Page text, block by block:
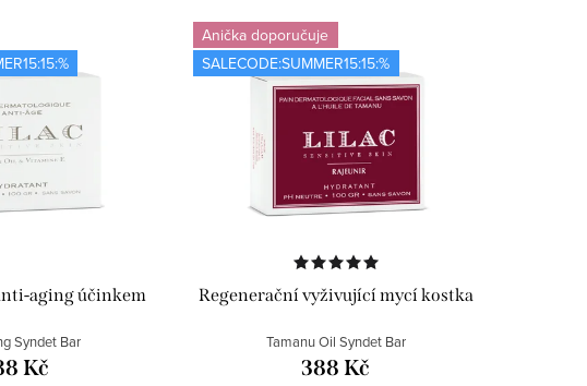
aging účinkem
Syndet Bar
Kč
Anička doporučuje
SALECODE:SUMMER15:15:%
Regenerační vyživující mycí kostka
Tamanu Oil Syndet Bar
388 Kč